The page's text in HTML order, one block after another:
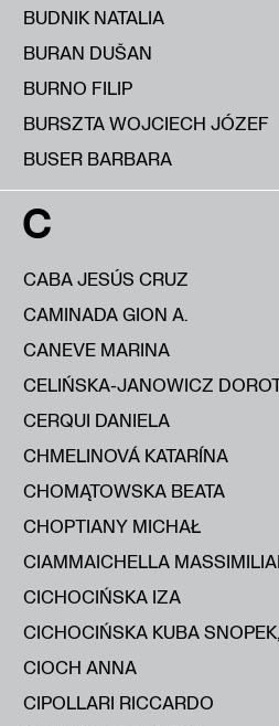
BUDNIK NATALIA
BURAN DUŠAN
BURNO FILIP
BURSZTA WOJCIECH JÓZEF
BUSER BARBARA
C
CABA JESÚS CRUZ
CAMINADA GION A.
CANEVE MARINA
CELIŃSKA-JANOWICZ
CERQUI DANIELA
CHMELINOVÁ KATARÍNA
CHOMĄTOWSKA BEATA
CHOPTIANY MICHAŁ
CIAMMAICHELLA
CICHOCIŃSKA IZA
CICHOCIŃSKA KUBA
CIOCH ANNA
CIPOLLARI RICCARDO